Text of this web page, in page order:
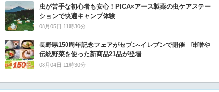
虫が苦手な初心者も安心！PICA×アース製薬の虫ケアステー
ションで快適キャンプ体験
08月05日 11時30分
長野県150周年記念フェアがセブン-イレブンで開催 味噌や
伝統野菜を使った新商品21品が登場
08月04日 11時30分